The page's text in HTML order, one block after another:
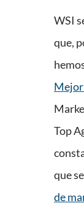
WSI
que,
Mejor
Top
que
de